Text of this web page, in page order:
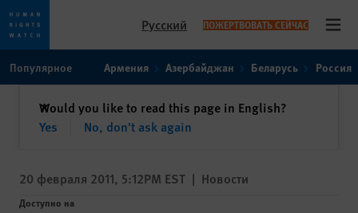
toto
content
Русский ПОЖЕРТВОВАТЬ СЕЙЧАС
Популярное Армения Азербайджан Беларусь Россия
Would you like to read this page in English?
Yes
No, don't ask again
✕закрыть
20 февраля 2011, 5:12PM EST | Новости
Доступно на